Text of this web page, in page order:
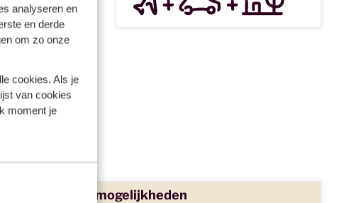
analyseren en
en derde
om zo onze
cookies. Als je
van cookies
moment je
De
Houd je
mooist. Ik
zijn
blog "
Meer mogelijkheden